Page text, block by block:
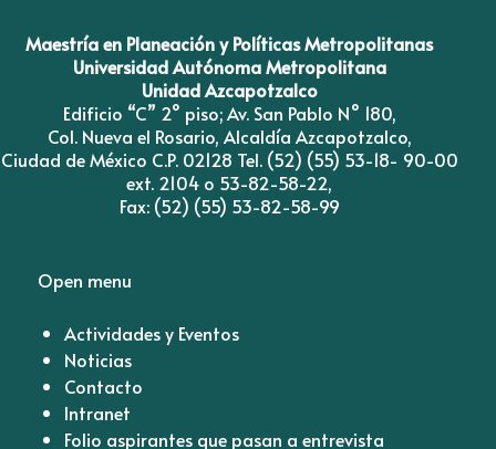
Maestría en Planeación y Políticas Metropolitanas
Universidad Autónoma Metropolitana
Unidad Azcapotzalco
Edificio “C” 2° piso; Av. San Pablo N° 180,
Col. Nueva el Rosario, Alcaldía Azcapotzalco,
Ciudad de México C.P. 02128 Tel. (52) (55) 53-18- 90-00
ext. 2104 o 53-82-58-22,
Fax: (52) (55) 53-82-58-99
Open menu
Actividades y Eventos
Noticias
Contacto
Intranet
Folio aspirantes que pasan a entrevista